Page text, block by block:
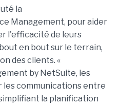
la
Management, pour aider
l'efficacité de leurs
en bout sur le terrain,
des clients. «
by NetSuite, les
communications entre
la planification